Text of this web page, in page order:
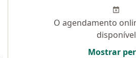
O agendamento
disponível
Mostrar